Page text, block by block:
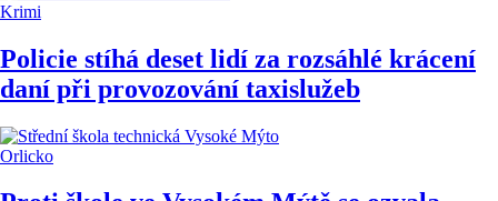
Krimi
Policie stíhá deset lidí za rozsáhlé krácení
daní při provozování taxislužeb
Orlicko